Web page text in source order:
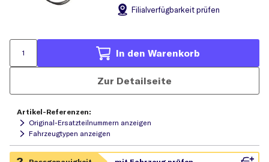
Filialverfügbarkeit prüfen
In den Warenkorb
Zur Detailseite
Artikel-Referenzen:
Original-Ersatzteilnummern anzeigen
Fahrzeugtypen anzeigen